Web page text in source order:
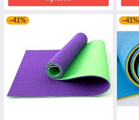
–41% –41%